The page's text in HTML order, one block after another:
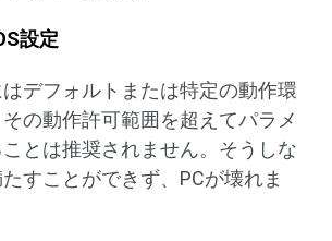
設定
デフォルトまたは特定の動作環
の動作許可範囲を超えてパラメ
とは推奨されません。そうしな
すことができず、PCが壊れま